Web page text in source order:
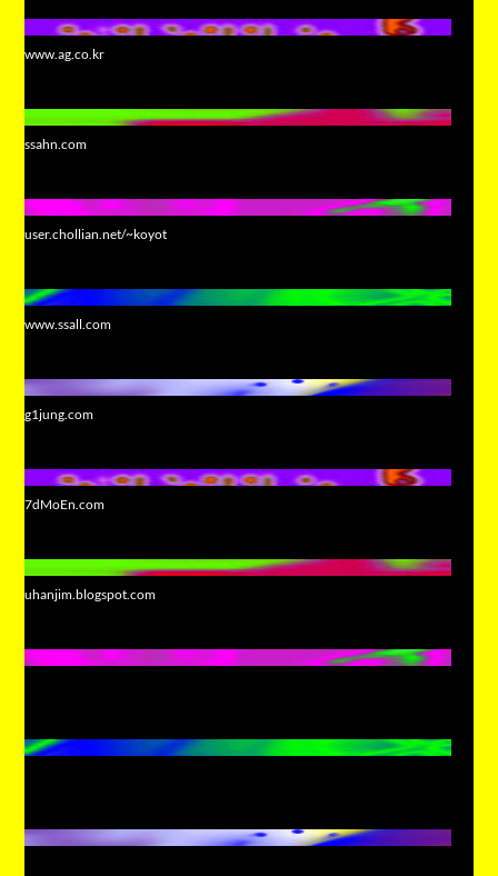
www.ag.co.kr
ssahn.com
user.chollian.net/~koyot
www.ssall.com
g1jung.com
7dMoEn.com
uhanjim.blogspot.com